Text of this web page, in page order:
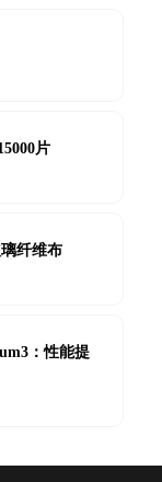
片
纤维布
：性能提